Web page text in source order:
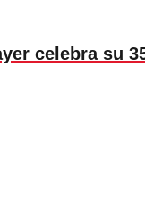
celebra su